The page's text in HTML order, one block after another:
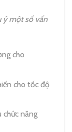
ý một số vấn
cho
cho tốc độ
chức năng